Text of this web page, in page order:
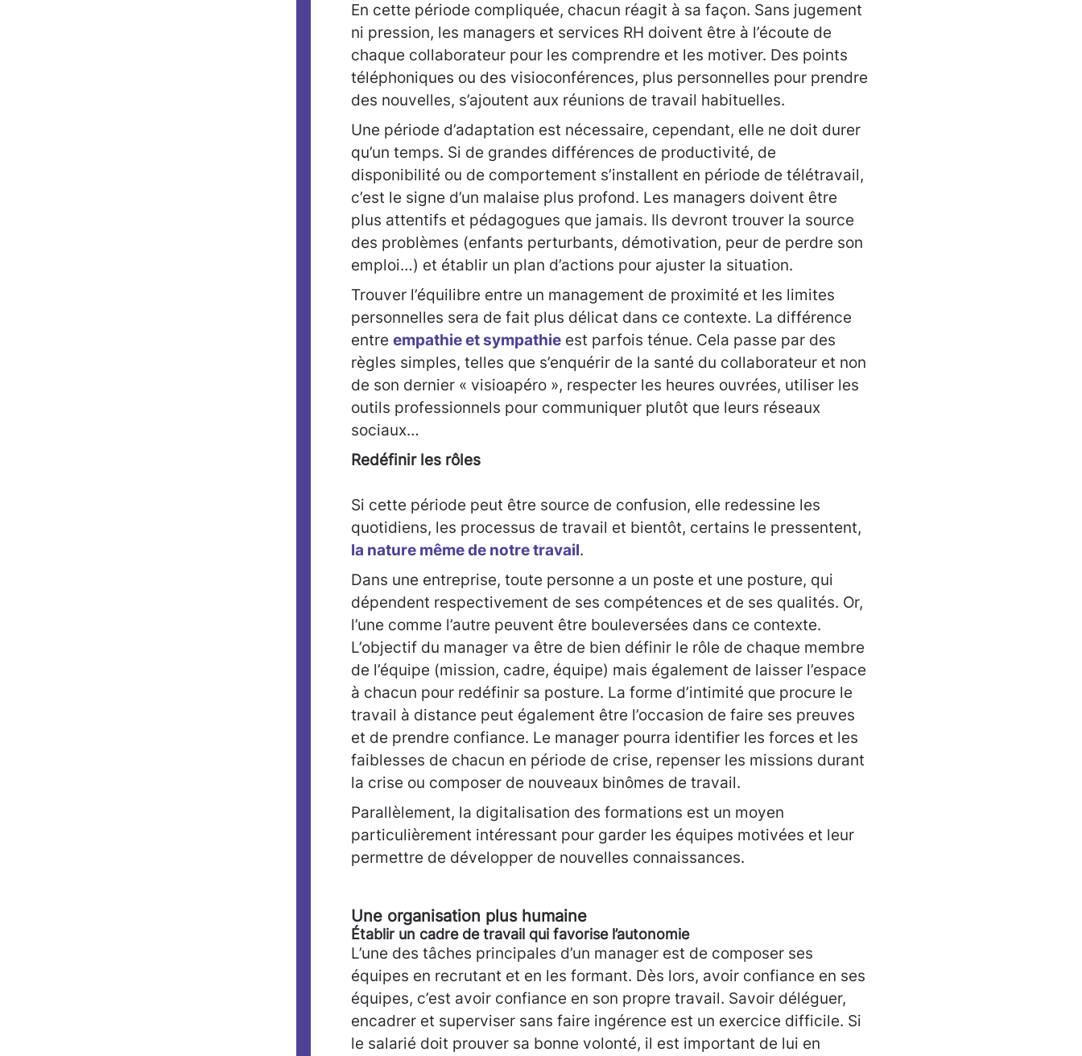
En cette période compliquée, chacun réagit à sa façon. Sans jugement
ni pression, les managers et services RH doivent être à l’écoute de
chaque collaborateur pour les comprendre et les motiver. Des points
téléphoniques ou des visioconférences, plus personnelles pour prendre
des nouvelles, s’ajoutent aux réunions de travail habituelles.
Une période d’adaptation est nécessaire, cependant, elle ne doit durer
qu’un temps. Si de grandes différences de productivité, de
disponibilité ou de comportement s’installent en période de télétravail,
c’est le signe d’un malaise plus profond. Les managers doivent être
plus attentifs et pédagogues que jamais. Ils devront trouver la source
des problèmes (enfants perturbants, démotivation, peur de perdre son
emploi…) et établir un plan d’actions pour ajuster la situation.
Trouver l’équilibre entre un management de proximité et les limites
personnelles sera de fait plus délicat dans ce contexte. La différence
entre empathie et sympathie est parfois ténue. Cela passe par des
règles simples, telles que s’enquérir de la santé du collaborateur et non
de son dernier « visioapéro », respecter les heures ouvrées, utiliser les
outils professionnels pour communiquer plutôt que leurs réseaux
sociaux…
Redéfinir les rôles
Si cette période peut être source de confusion, elle redessine les
quotidiens, les processus de travail et bientôt, certains le pressentent,
la nature même de notre travail.
Dans une entreprise, toute personne a un poste et une posture, qui
dépendent respectivement de ses compétences et de ses qualités. Or,
l’une comme l’autre peuvent être bouleversées dans ce contexte.
L’objectif du manager va être de bien définir le rôle de chaque membre
de l’équipe (mission, cadre, équipe) mais également de laisser l’espace
à chacun pour redéfinir sa posture. La forme d’intimité que procure le
travail à distance peut également être l’occasion de faire ses preuves
et de prendre confiance. Le manager pourra identifier les forces et les
faiblesses de chacun en période de crise, repenser les missions durant
la crise ou composer de nouveaux binômes de travail.
Parallèlement, la digitalisation des formations est un moyen
particulièrement intéressant pour garder les équipes motivées et leur
permettre de développer de nouvelles connaissances.
Une organisation plus humaine
Établir un cadre de travail qui favorise l’autonomie
L’une des tâches principales d’un manager est de composer ses
équipes en recrutant et en les formant. Dès lors, avoir confiance en ses
équipes, c’est avoir confiance en son propre travail. Savoir déléguer,
encadrer et superviser sans faire ingérence est un exercice difficile. Si
le salarié doit prouver sa bonne volonté, il est important de lui en